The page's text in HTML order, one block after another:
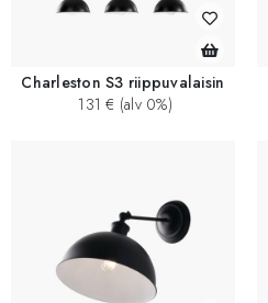
Charleston S3 riippuvalaisin
131 € (alv 0%)